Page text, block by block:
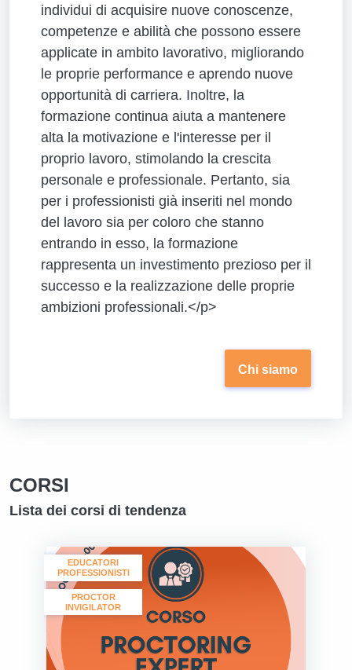
individui di acquisire nuove conoscenze,
competenze e abilità che possono essere
applicate in ambito lavorativo, migliorando
le proprie performance e aprendo nuove
opportunità di carriera. Inoltre, la
formazione continua aiuta a mantenere
alta la motivazione e l'interesse per il
proprio lavoro, stimolando la crescita
personale e professionale. Pertanto, sia
per i professionisti già inseriti nel mondo
del lavoro sia per coloro che stanno
entrando in esso, la formazione
rappresenta un investimento prezioso per il
successo e la realizzazione delle proprie
ambizioni professionali.</p>
Chi siamo
CORSI
Lista dei corsi di tendenza
EDUCATORI
PROFESSIONISTI
PROCTOR
INVIGILATOR